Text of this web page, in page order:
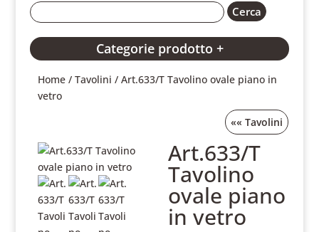
Categorie prodotto +
Home /Tavolini / Art.633/T Tavolino ovale piano in
vetro
««Tavolini
Art.633/T
Tavolino
ovale piano
in vetro